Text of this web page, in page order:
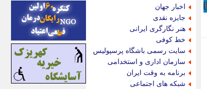
اخبار جهان
جایزه نقدی
هنر نگارگری ایرانی
خط کوفی
سایت رسمی باشگاه پرسپولیس
سازمان اداری و استخدامی
برنامه به وقت ایران
شبکه های اجتماعی
ایونا نیوز
بازتاب آنلاین
باشگاه خبرنگاران
باغستان نیوز
بامبوک
ببین و بخون
بدینسان
بنکر